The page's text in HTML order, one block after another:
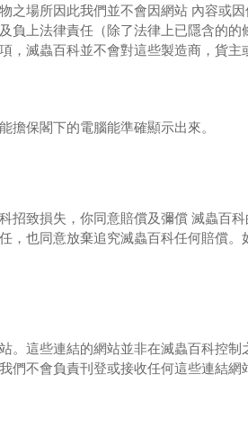
之場所因此我們並不會因網站 內容或
負上法律責任（除了法律上已隱含的
， 滅蟲百科並不會對這些製造商，貨
保閣下的電腦能準確顯示出來。
招致損失，你同意賠償及彌償 滅蟲百
，也同意放棄追究滅蟲百科任何賠償。
這些連結的網站並非在滅蟲百科控
們不會負責刊登或接收任何這些連結